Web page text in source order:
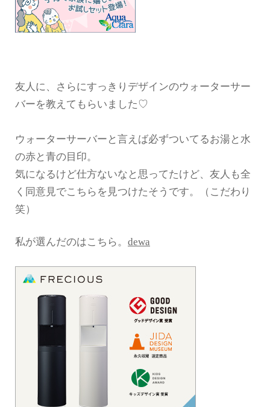
友人に、さらにすっきりデザインのウォーターサー
バーを教えてもらいました♡
ウォーターサーバーと言えば必ずついてるお湯と水
の赤と青の目印。
気になるけど仕方ないなと思ってたけど、友人も全
く同意見でこちらを見つけたそうです。（こだわり
笑）
私が選んだのはこちら。 dewa